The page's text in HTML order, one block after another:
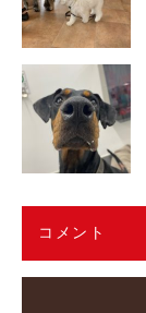
コメント